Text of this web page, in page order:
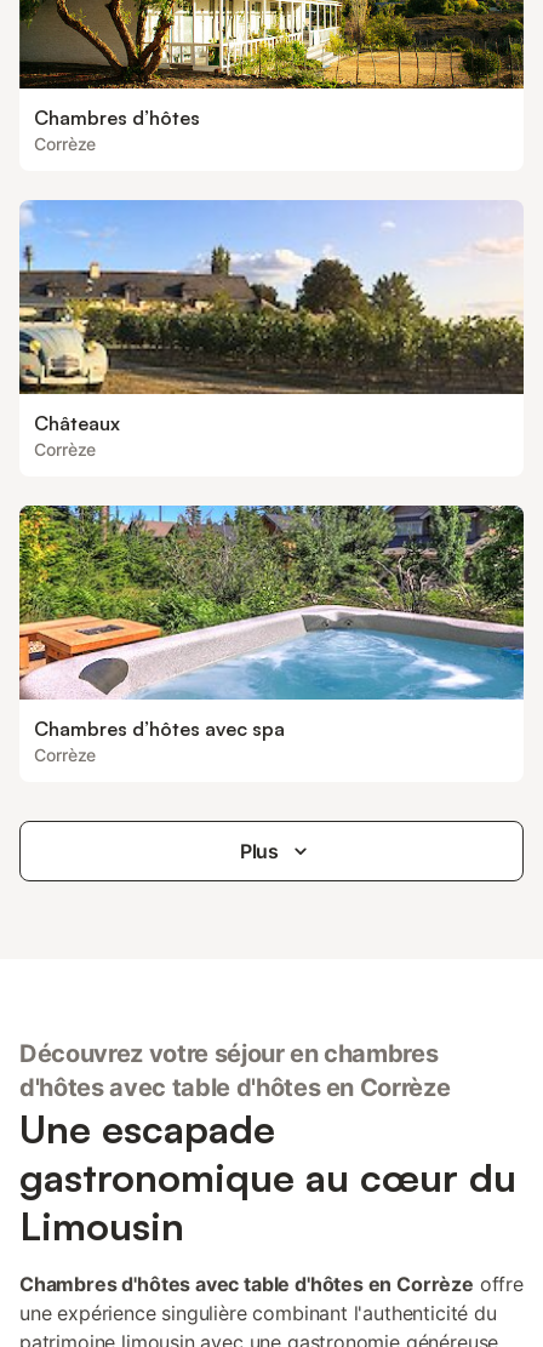
Chambres d’hôtes
Corrèze
Châteaux
Corrèze
Chambres d’hôtes avec spa
Corrèze
Plus
Découvrez votre séjour en chambres
d'hôtes avec table d'hôtes en Corrèze
Une escapade
gastronomique au cœur du
Limousin
Chambres d'hôtes avec table d'hôtes en Corrèze offre
une expérience singulière combinant l'authenticité du
patrimoine limousin avec une gastronomie généreuse